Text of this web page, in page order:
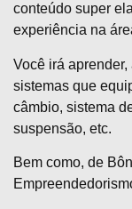
conteúdo super
experiência na
Você irá
sistemas que
câmbio, sistema
suspensão, etc.
Bem como, de